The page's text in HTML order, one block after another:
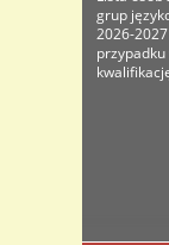
grup
2026-